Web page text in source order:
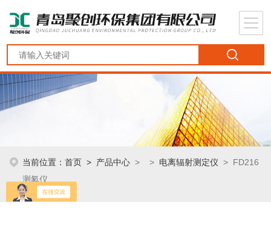
当前位置：首页 > 产品中心 > > 电离辐射测定仪 > FD216
测氡仪